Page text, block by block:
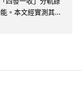
。本文經實測其...